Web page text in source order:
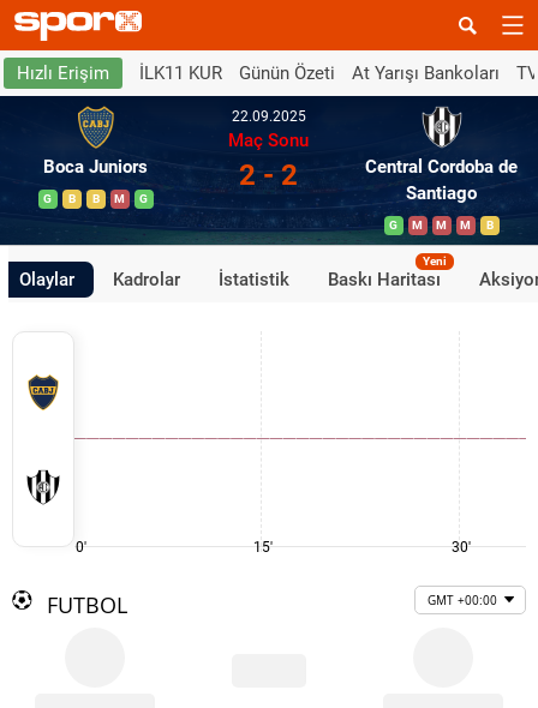
Hızlı Erişim İLK11 KUR Günün Özeti At Yarışı Bankoları
Boca Juniors
G B B M G
22.09.2025
Maç Sonu
2 - 2
Central Cordoba de
Santiago
G M M M B
Olaylar Kadrolar İstatistik Baskı Haritası
Yeni
0' 15' 30'
FUTBOL GMT +00:00